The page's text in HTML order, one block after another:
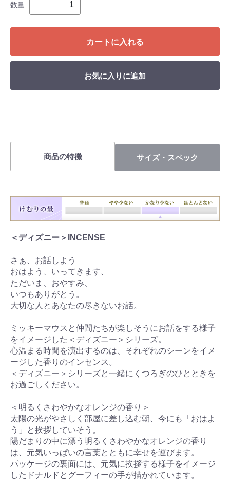
数量
カートに入れる
お気に入りに追加
商品の特徴 サイズ・スペック
＜ディズニー＞INCENSE
さぁ、お話しよう
おはよう、いってきます、
ただいま、おやすみ、
いつもありがとう。
大切な人とあなたの尽きないお話。
ミッキーマウスと仲間たちが楽しそうにお話をする様子
をイメージした＜ディズニー＞シリーズ。
心温まる時間を演出するのは、それぞれのシーンをイメ
ージした香りのインセンス。
＜ディズニー＞シリーズと一緒にくつろぎのひとときを
お過ごしください。
＜明るくさわやかなオレンジの香り＞
太陽の光がやさしく部屋に差し込む朝、今にも「おはよ
う」と挨拶していそう。
陽だまりの中に漂う明るくさわやかなオレンジの香り
は、元気いっぱいの言葉とともに幸せを運びます。
パッケージの裏面には、元気に挨拶する様子をイメージ
したドナルドとグーフィーの手が描かれています。